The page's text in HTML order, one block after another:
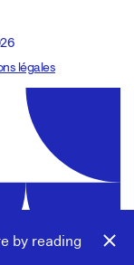
by reading
légales